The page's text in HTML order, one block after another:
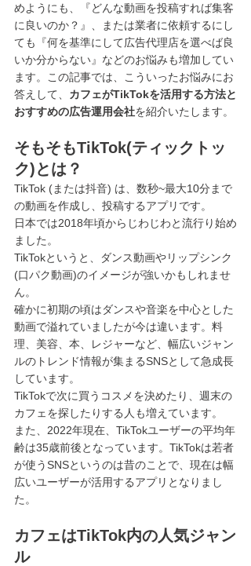
めようにも、『どんな動画を投稿すれば集客
に良いのか？』、または業者に依頼するにし
ても『何を基準にして広告代理店を選べば良
いか分からない』などのお悩みも増加してい
ます。この記事では、こういったお悩みにお
答えして、 カフェがTikTokを活用する方法と
おすすめの広告運用会社を紹介いたします。
そもそもTikTok(ティックトッ
ク)とは？
TikTok (または抖音) は、数秒~最大10分まで
の動画を作成し、投稿するアプリです。
日本では2018年頃からじわじわと流行り始め
ました。
TikTokというと、ダンス動画やリップシンク
(口パク動画)のイメージが強いかもしれませ
ん。
確かに初期の頃はダンスや音楽を中心とした
動画で溢れていましたが今は違います。料
理、美容、本、レジャーなど、幅広いジャン
ルのトレンド情報が集まるSNSとして急成長
しています。
TikTokで次に買うコスメを決めたり、週末の
カフェを探したりする人も増えています。
また、2022年現在、TikTokユーザーの平均年
齢は35歳前後となっています。TikTokは若者
が使うSNSというのは昔のことで、現在は幅
広いユーザーが活用するアプリとなりまし
た。
カフェはTikTok内の人気ジャン
ル